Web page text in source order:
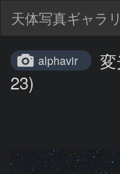
天体写真ギャラ
alphavir
23)